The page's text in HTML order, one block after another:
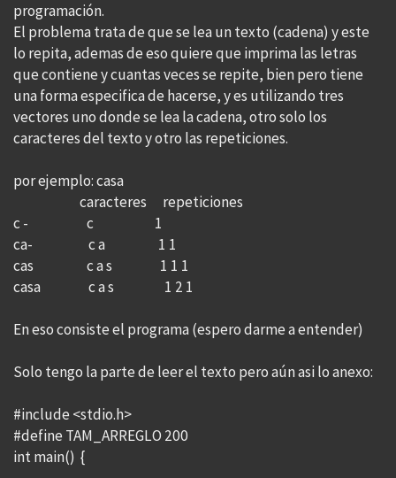
programación.
El problema trata de que se lea un texto (cadena) y este
lo repita, ademas de eso quiere que imprima las letras
que contiene y cuantas veces se repite, bien pero tiene
una forma especifica de hacerse, y es utilizando tres
vectores uno donde se lea la cadena, otro solo los
caracteres del texto y otro las repeticiones.
por ejemplo: casa
caracteres repeticiones
c - c 1
ca- c a 1 1
cas c a s 1 1 1
casa c a s 1 2 1
En eso consiste el programa (espero darme a entender)
Solo tengo la parte de leer el texto pero aún asi lo anexo:
#include <stdio.h>
#define TAM_ARREGLO 200
int main() {